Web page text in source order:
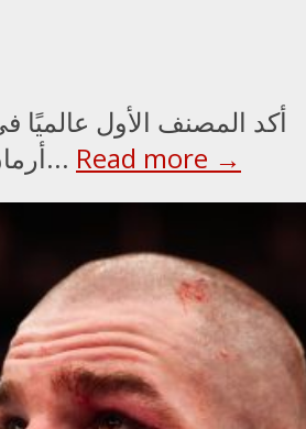
أكد المصنف الأول عالميًا
أرمان تساروكيان، أن... Read more →